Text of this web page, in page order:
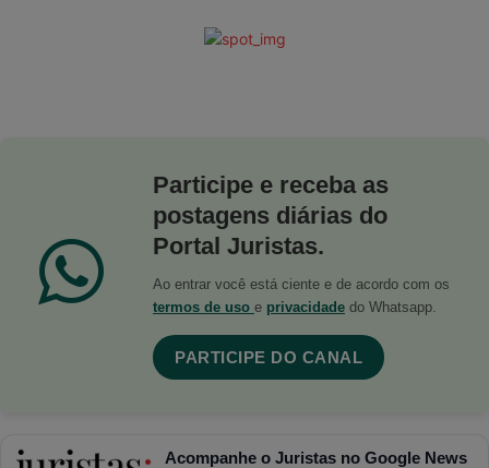
Participe e receba as
postagens diárias do
Portal Juristas.
Ao entrar você está ciente e de acordo com os
termos de uso e privacidade do Whatsapp.
PARTICIPE DO CANAL
Acompanhe o Juristas no Google News